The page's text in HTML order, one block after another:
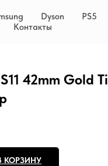
Dyson PS5
Контакты
42mm Gold Ti
КОРЗИНУ